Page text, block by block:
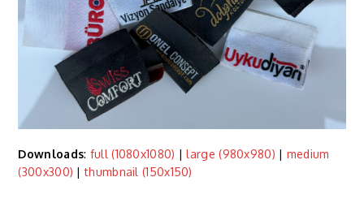
Downloads: full (1080x1080) |large (980x980) | medium
(300x300) |thumbnail (150x150)